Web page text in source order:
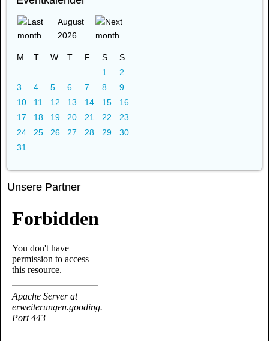
August
2026
M T W T F S
S
1
2
3
4 5 6 7 8
9
10
11 12 13 14 15
16
17
18 19 20 21 22
23
24
25 26 27 28 29
30
31
Unsere Partner